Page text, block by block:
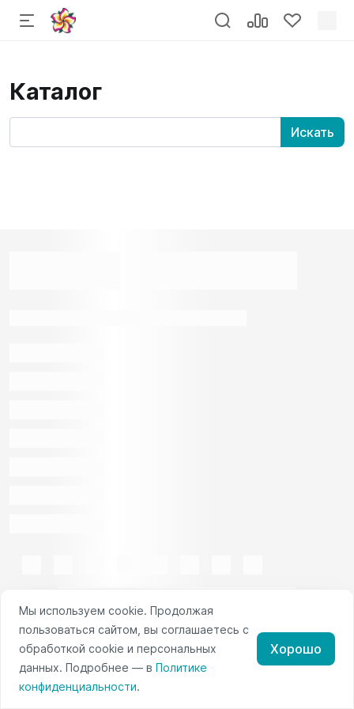
Каталог
Мы используем cookie. Продолжая
пользоваться сайтом, вы соглашаетесь с
обработкой cookie и персональных
данных. Подробнее — в Политике
конфиденциальности.
Хорошо